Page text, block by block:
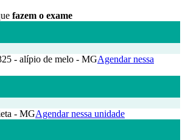
fazem o exame
- alípio de melo - MGAgendar nessa
- MGAgendar nessa unidade